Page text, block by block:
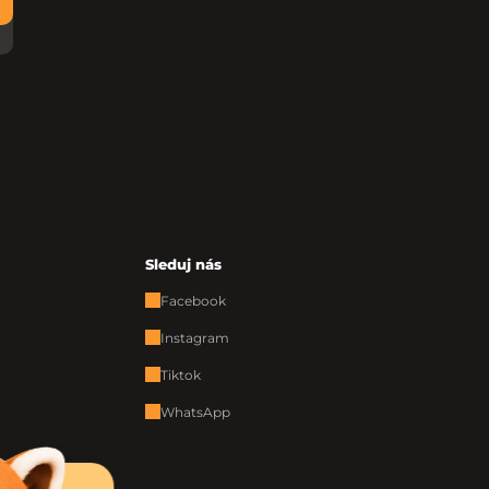
Sleduj nás
Facebook
Instagram
Tiktok
WhatsApp